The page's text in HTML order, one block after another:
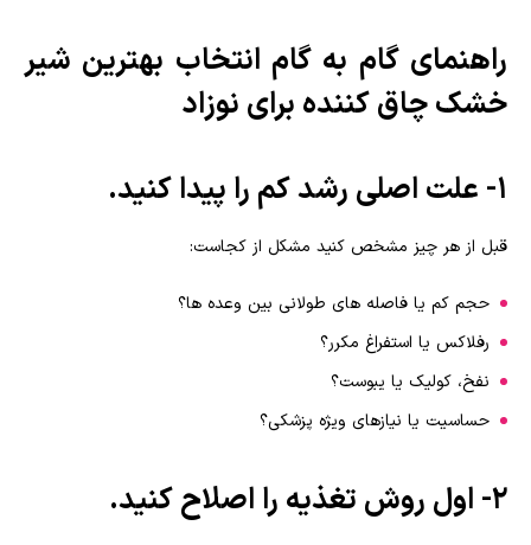
راهنمای گام به گام انتخاب بهترین شیر
خشک چاق کننده برای نوزاد
۱- علت اصلی رشد کم را پیدا کنید.
قبل از هر چیز مشخص کنید مشکل از کجاست:
حجم کم یا فاصله های طولانی بین وعده ها؟
رفلاکس یا استفراغ مکرر؟
نفخ، کولیک یا یبوست؟
حساسیت یا نیازهای ویژه پزشکی؟
۲- اول روش تغذیه را اصلاح کنید.